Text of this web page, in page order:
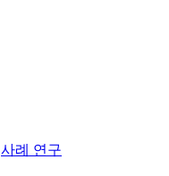
사례 연구